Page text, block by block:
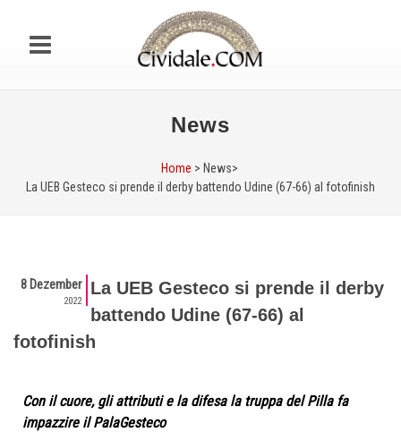
News
Home > News>
La UEB Gesteco si prende il derby battendo Udine (67-66) al fotofinish
8 Dezember
2022
La UEB Gesteco si prende il derby
battendo Udine (67-66) al
fotofinish
Con il cuore, gli attributi e la difesa la truppa del Pilla fa
impazzire il PalaGesteco